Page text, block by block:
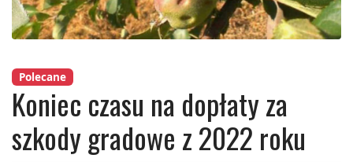
Polecane
Koniec czasu na dopłaty za
szkody gradowe z 2022 roku